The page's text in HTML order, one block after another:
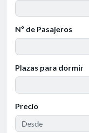
Nº de Pasajeros
Plazas para dormir
Precio